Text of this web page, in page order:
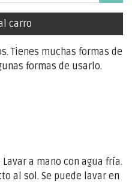
carro
Tienes muchas formas de
formas de usarlo.
a mano con agua fría.
al sol. Se puede lavar en